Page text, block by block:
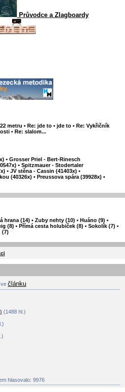
Průvodce a Zlagboardy
22 metru • Re: jde to • jde to • Re: Vykřičník
• Re: slalom...
• Grosser Priel - Bert-Rinesch
• Spitzmauer - Stodertaler
• JV stěna - Cassin (41403x) •
(40326x) • Preussova spára (39928x) •
hrana (14) • Zuby nehty (10) • Huáno (9) •
(8) • Přímá cesta holubiček (8) • Sokolík (7) •
(7)
článku
(1488 hl.)
hlasovalo: 9976